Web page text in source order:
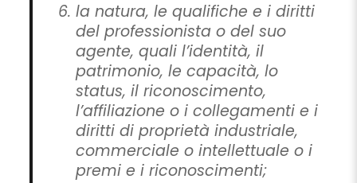
la natura, le qualifiche e i diritti
del professionista o del suo
agente, quali l’identità, il
patrimonio, le capacità, lo
status, il riconoscimento,
l’affiliazione o i collegamenti e i
diritti di proprietà industriale,
commerciale o intellettuale o i
premi e i riconoscimenti;